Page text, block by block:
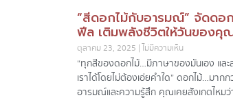
“สีดอกไม้กับอารมณ์” จัดดอ
ฟีล เติมพลังชีวิตให้วันของคุ
ตุลาคม 23, 2025 ไม่มีความเห็น
“ทุกสีของดอกไม้…มีภาษาของมันเอง และ
เราได้โดยไม่ต้องเอ่ยคำใด” ดอกไม้…มา
อารมณ์และความรู้สึก คุณเคยสังเกตไหมว่